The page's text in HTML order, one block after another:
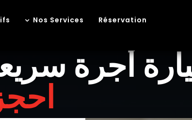
Réservation
Nos Services
أجرة